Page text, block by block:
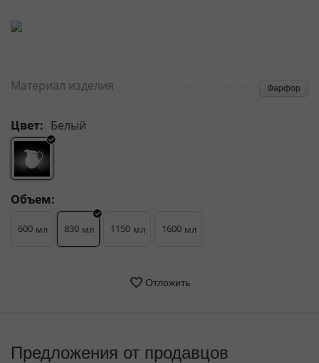
Материал изделия Фарфор
Цвет: Белый
Объем:
600 мл 830 мл 1150 мл 1600 мл
Отложить
Предложения от продавцов